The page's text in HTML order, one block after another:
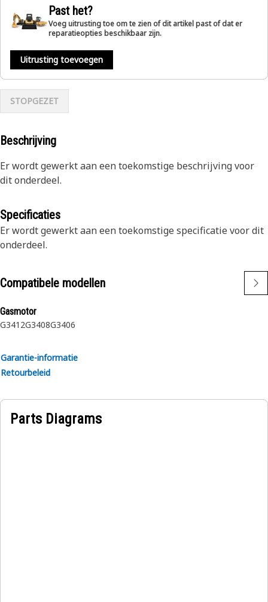
Past het?
Voeg uitrusting toe om te zien of dit artikel past of dat er
reparatieopties beschikbaar zijn.
Uitrusting toevoegen
STOPGEZET
Beschrijving
Er wordt gewerkt aan een toekomstige beschrijving voor
dit onderdeel.
Specificaties
Er wordt gewerkt aan een toekomstige specificatie voor dit
onderdeel.
Compatibele modellen
Gasmotor
G3412G3408G3406
Garantie-informatie
Retourbeleid
Parts Diagrams